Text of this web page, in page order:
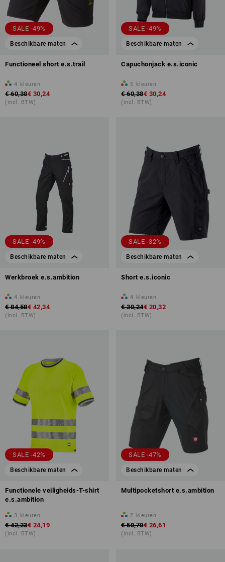
SALE -49%
Beschikbare maten
Functioneel short e.s.trail
4 kleuren
€ 60,38€ 30,24
(incl. BTW)
SALE -49%
Beschikbare maten
Capuchonjack e.s.iconic
5 kleuren
€ 60,38€ 30,24
(incl. BTW)
SALE -49%
Beschikbare maten
Werkbroek e.s.ambition
4 kleuren
€ 84,58€ 42,34
(incl. BTW)
SALE -32%
Beschikbare maten
Short e.s.iconic
4 kleuren
€ 30,24€ 20,32
(incl. BTW)
SALE -42%
Beschikbare maten
Functionele veiligheids-T-shirt
e.s.ambition
3 kleuren
€ 42,23€ 24,19
(incl. BTW)
SALE -47%
Beschikbare maten
Multipocketshort e.s.ambition
2 kleuren
€ 50,70€ 26,61
(incl. BTW)